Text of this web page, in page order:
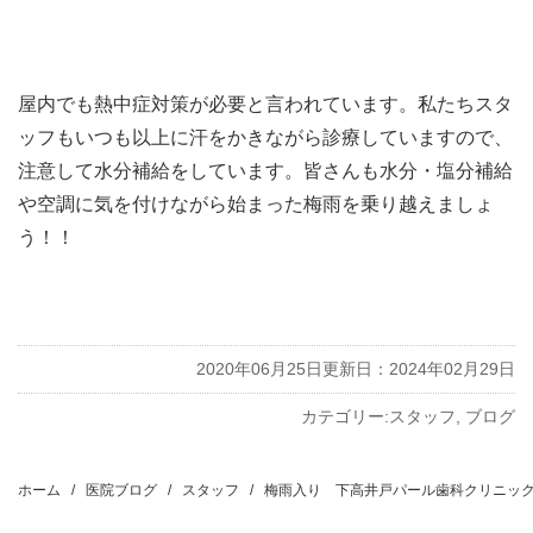
屋内でも熱中症対策が必要と言われています。私たちスタ
ッフもいつも以上に汗をかきながら診療していますので、
注意して水分補給をしています。皆さんも水分・塩分補給
や空調に気を付けながら始まった梅雨を乗り越えましょ
う！！
2020年06月25日更新日：2024年02月29日
カテゴリー:スタッフ ブログ
稿
ホーム 医院ブログ スタッフ 梅雨入り 下高井戸パール歯科クリニッ